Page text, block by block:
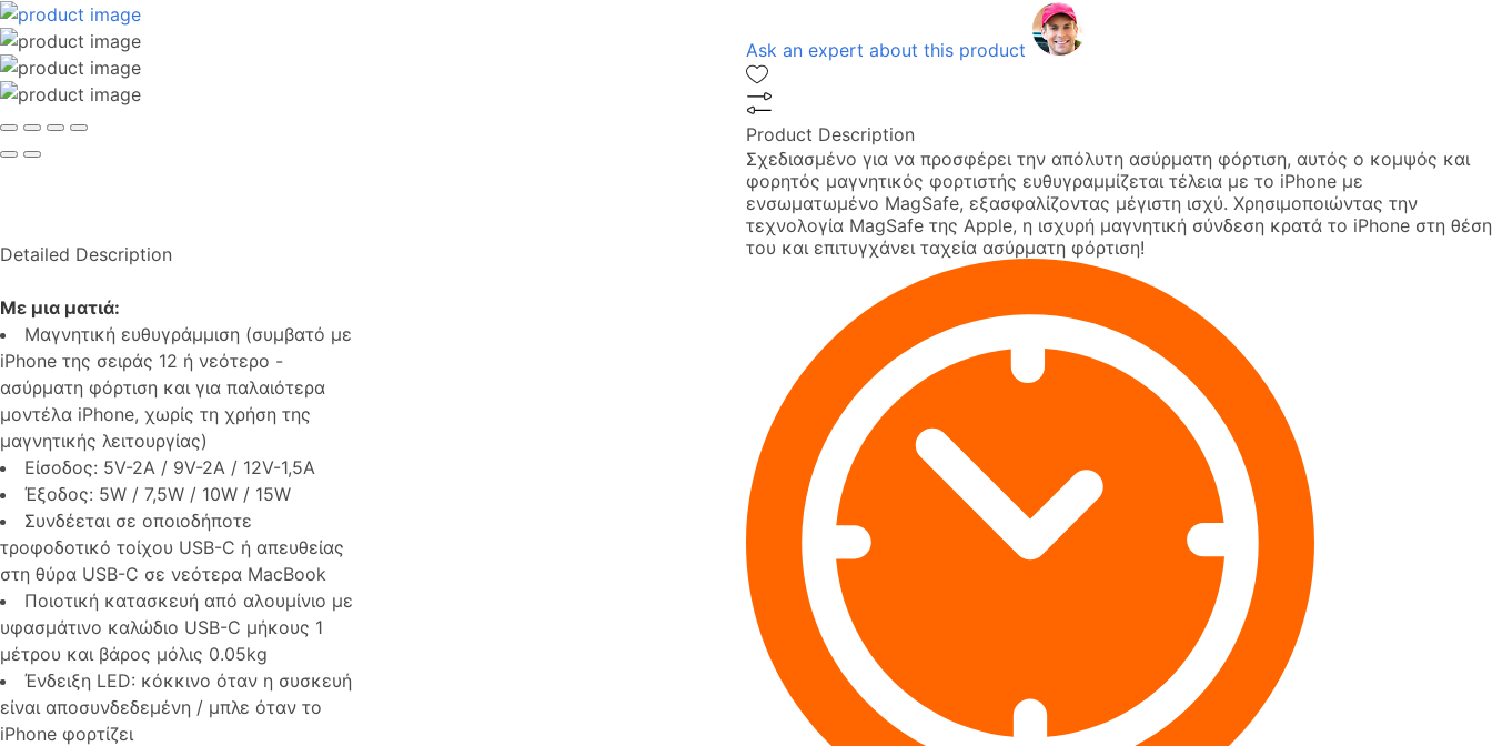
Detailed Description
Με μια ματιά:
Μαγνητική ευθυγράμμιση (συμβατό με
iPhone της σειράς 12 ή νεότερο -
ασύρματη φόρτιση και για παλαιότερα
μοντέλα iPhone, χωρίς τη χρήση της
μαγνητικής λειτουργίας)
Είσοδος: 5V-2A / 9V-2A / 12V-1,5A
Έξοδος: 5W / 7,5W / 10W / 15W
Συνδέεται σε οποιοδήποτε
τροφοδοτικό τοίχου USB-C ή απευθείας
στη θύρα USB-C σε νεότερα MacBook
Ποιοτική κατασκευή από αλουμίνιο με
υφασμάτινο καλώδιο USB-C μήκους 1
μέτρου και βάρος μόλις 0.05kg
Ένδειξη LED: κόκκινο όταν η συσκευή
είναι αποσυνδεδεμένη / μπλε όταν το
iPhone φορτίζει
Ask an expert about this product
Product Description
Σχεδιασμένο για να προσφέρει την απόλυτη ασύρματη φόρτιση, αυτός ο κομψός και
φορητός μαγνητικός φορτιστής ευθυγραμμίζεται τέλεια με το iPhone με
ενσωματωμένο MagSafe, εξασφαλίζοντας μέγιστη ισχύ. Χρησιμοποιώντας την
τεχνολογία MagSafe της Apple, η ισχυρή μαγνητική σύνδεση κρατά το iPhone στη θέση
του και επιτυγχάνει ταχεία ασύρματη φόρτιση!